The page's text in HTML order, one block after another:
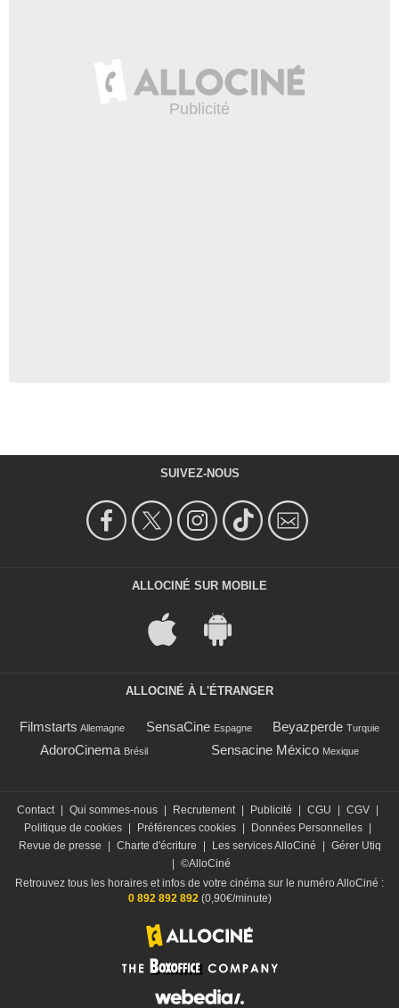
SUIVEZ-NOUS
ALLOCINÉ SUR MOBILE
ALLOCINÉ À L'ÉTRANGER
Filmstarts Allemagne SensaCine Espagne Beyazperde Turquie
AdoroCinema Brésil Sensacine México Mexique
Contact Qui sommes-nous Recrutement Publicité CGU CGV
Politique de cookies
Préférences cookies Données Personnelles
Revue de presse
Charte d'écriture Les services AlloCiné
Gérer Utiq
©AlloCiné
Retrouvez tous les horaires et infos de votre cinéma sur le numéro AlloCiné :
0 892 892 892(0,90€/minute)